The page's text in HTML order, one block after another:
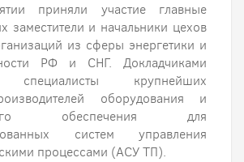
приняли участие главные
заместители и начальники цехов
из сферы энергетики и
РФ и СНГ. Докладчиками
специалисты крупнейших
оборудования и
обеспечения для
систем управления
процессами (АСУ ТП).